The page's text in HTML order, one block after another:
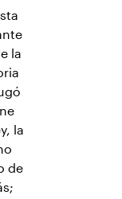
la
la
de